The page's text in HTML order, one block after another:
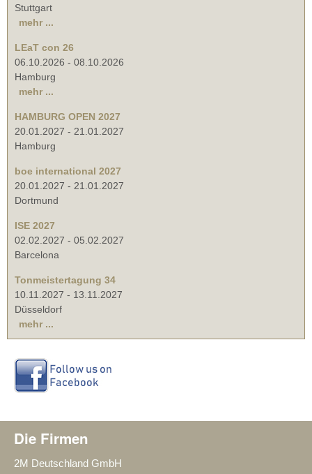
Stuttgart
mehr ...
LEaT con 26
06.10.2026 - 08.10.2026
Hamburg
mehr ...
HAMBURG OPEN 2027
20.01.2027 - 21.01.2027
Hamburg
boe international 2027
20.01.2027 - 21.01.2027
Dortmund
ISE 2027
02.02.2027 - 05.02.2027
Barcelona
Tonmeistertagung 34
10.11.2027 - 13.11.2027
Düsseldorf
mehr ...
Die Firmen
2M Deutschland GmbH